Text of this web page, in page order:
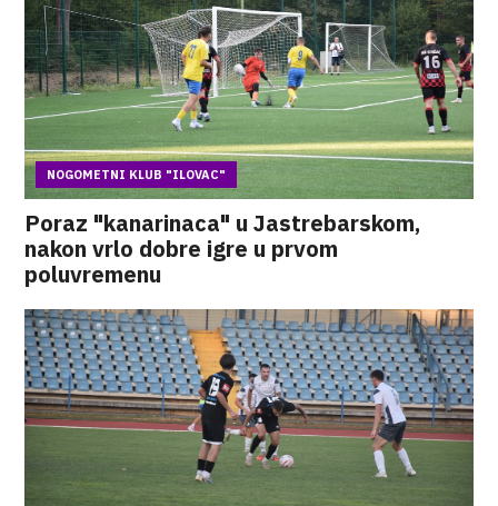
NOGOMETNI KLUB "ILOVAC"
Poraz "kanarinaca" u Jastrebarskom,
nakon vrlo dobre igre u prvom
poluvremenu